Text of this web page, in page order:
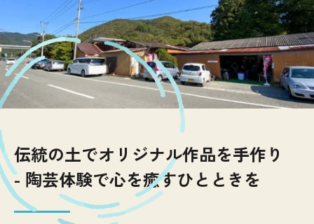
伝統の土でオリジナル作品を手作り
- 陶芸体験で心を癒すひとときを